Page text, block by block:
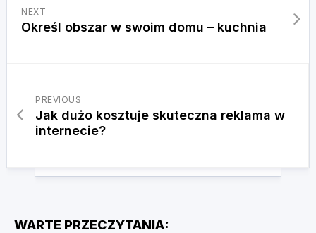
NEXT
Określ obszar w swoim domu – kuchnia
PREVIOUS
Jak dużo kosztuje skuteczna reklama w
internecie?
WARTE PRZECZYTANIA: